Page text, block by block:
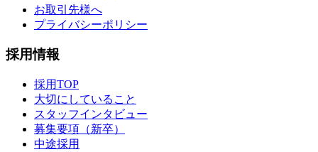
お取引先様へ
プライバシーポリシー
採用情報
採用TOP
大切にしていること
スタッフインタビュー
募集要項（新卒）
中途採用